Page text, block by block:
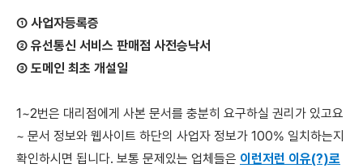
① 사업자등록증
② 유선통신 서비스 판매점 사전승낙서
③ 도메인 최초 개설일
1~2번은 대리점에게 사본 문서를 충분히 요구하실 권리가 있고요
~ 문서 정보와 웹사이트 하단의 사업자 정보가 100% 일치하는지
확인하시면 됩니다. 보통 문제있는 업체들은 이런저런 이유(?)로